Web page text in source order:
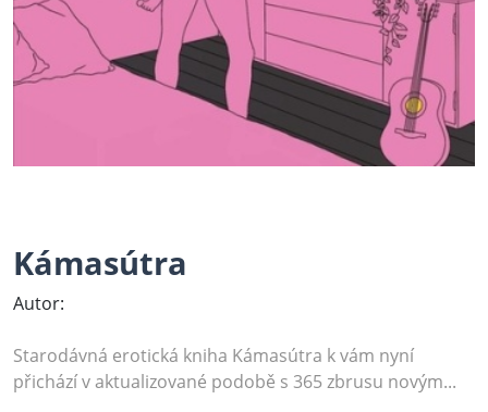
Kámasútra
Autor:
Starodávná erotická kniha Kámasútra k vám nyní
přichází v aktualizované podobě s 365 zbrusu novým...